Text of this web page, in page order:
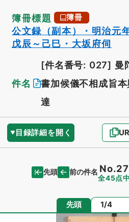
簿冊標題 簿冊
公文録（副本）・明治元
戊辰～己巳・大坂府伺
件名
[件名番号: 027] 曼
書加候儀不相成旨
達
目録詳細を開く
先頭 前の件名 No.27
全45点中
先頭 ページ